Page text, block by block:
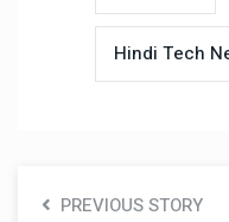
Hindi Tech
PREVIOUS STORY